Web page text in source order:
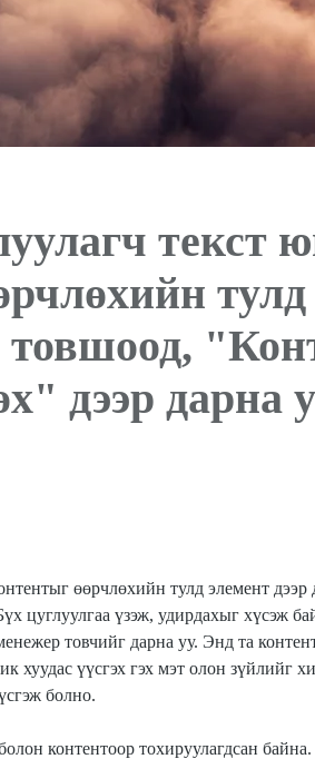
текст
товшоод,
дээр дарна
өөрчлөхийн тулд элемент дээр
цуглуулгаа үзэж, удирдахыг хүсэж
товчийг дарна уу. Энд та
хуудас үүсгэх гэх мэт олон зүйлийг
болно.
контентоор тохируулагдсан